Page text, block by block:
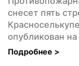
снесет пять
опубликован
Подробнее >